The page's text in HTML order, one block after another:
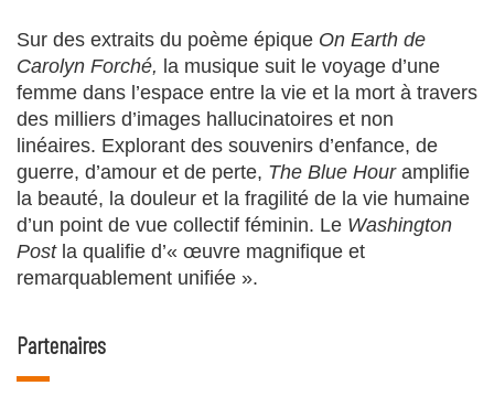
Partenaires
Sur des extraits du poème épique On Earth de
Carolyn Forché, la musique suit le voyage d’une
femme dans l’espace entre la vie et la mort à travers
des milliers d’images hallucinatoires et non
linéaires. Explorant des souvenirs d’enfance, de
guerre, d’amour et de perte, The Blue Houramplifie
la beauté, la douleur et la fragilité de la vie humaine
d’un point de vue collectif féminin. Le Washington
Postla qualifie d’« œuvre magnifique et
remarquablement unifiée ».